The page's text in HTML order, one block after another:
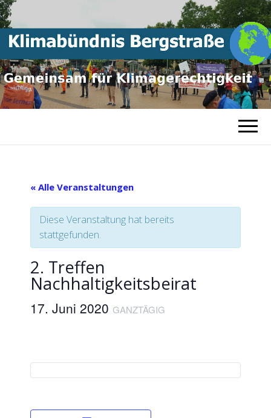
BERGSTRASSE
Gemeinsam für
Klimagerechtigkeit
« Alle Veranstaltungen
Diese Veranstaltung hat bereits
stattgefunden.
2. Treffen
Nachhaltigkeitsbeirat
17. Juni 2020 GANZTÄGIG